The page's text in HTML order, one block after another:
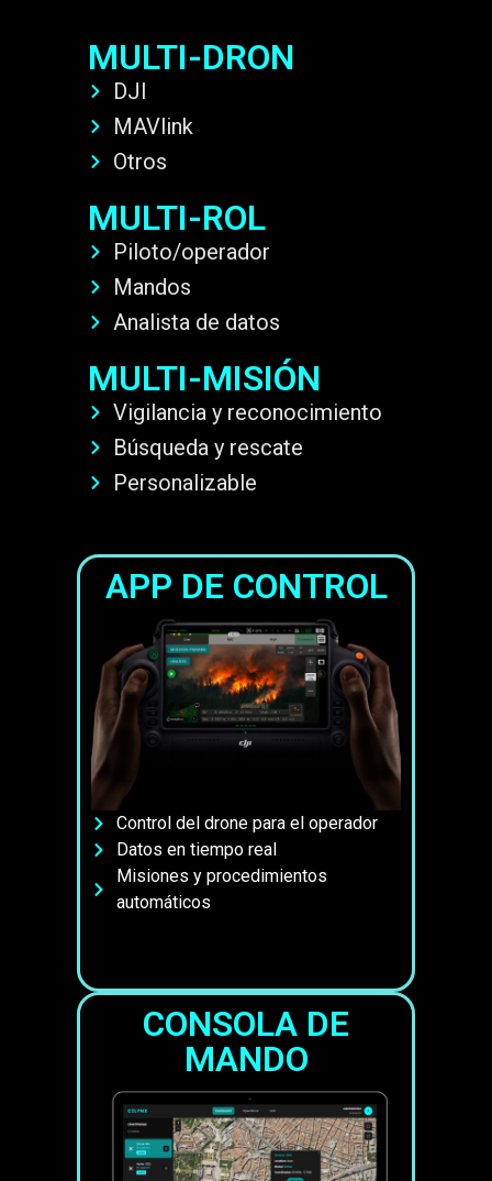
MULTI-DRON
DJI
MAVlink
Otros
MULTI-ROL
Piloto/operador
Mandos
Analista de datos
MULTI-MISIÓN
Vigilancia y reconocimiento
Búsqueda y rescate
Personalizable
APP DE CONTROL
Control del drone para el operador
Datos en tiempo real
Misiones y procedimientos
automáticos
CONSOLA DE
MANDO